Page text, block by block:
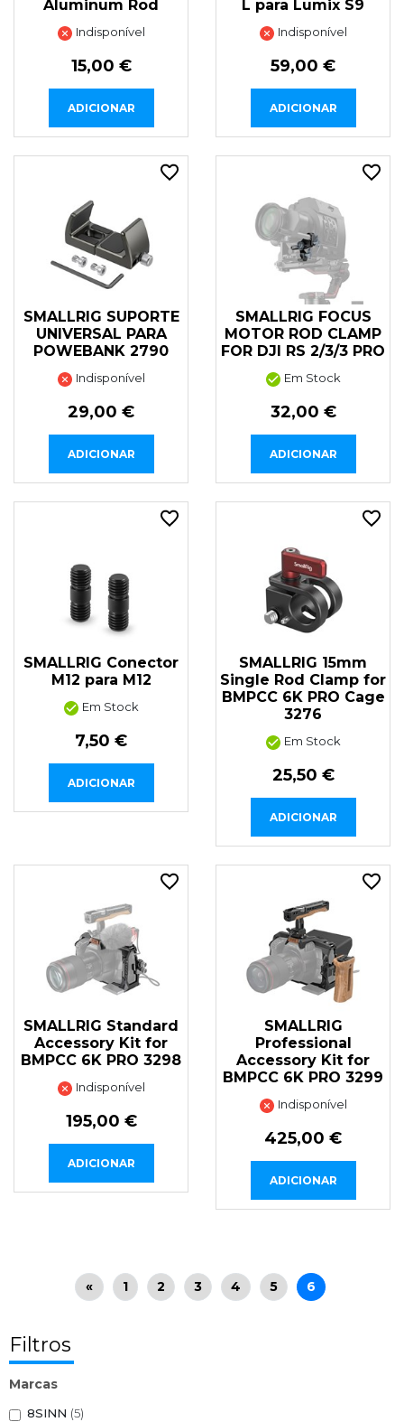
Filtros
Marcas
8SINN (5)
Aluminum Rod
Indisponível
15,00 €
ADICIONAR
L para Lumix S9
Indisponível
59,00 €
ADICIONAR
SMALLRIG SUPORTE
UNIVERSAL PARA
POWEBANK 2790
Indisponível
29,00 €
ADICIONAR
SMALLRIG FOCUS
MOTOR ROD CLAMP
FOR DJI RS 2/3/3 PRO
Em Stock
32,00 €
ADICIONAR
SMALLRIG Conector
M12 para M12
Em Stock
7,50 €
ADICIONAR
SMALLRIG 15mm
Single Rod Clamp for
BMPCC 6K PRO Cage
3276
Em Stock
25,50 €
ADICIONAR
SMALLRIG Standard
Accessory Kit for
BMPCC 6K PRO 3298
Indisponível
195,00 €
ADICIONAR
SMALLRIG
Professional
Accessory Kit for
BMPCC 6K PRO 3299
Indisponível
425,00 €
ADICIONAR
« 1 2 3 4 5 6